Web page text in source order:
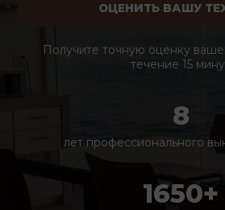
ОЦЕНИТЬ ВАШУ
Получите точную оценку
течение 15
8
лет профессионального
1650+